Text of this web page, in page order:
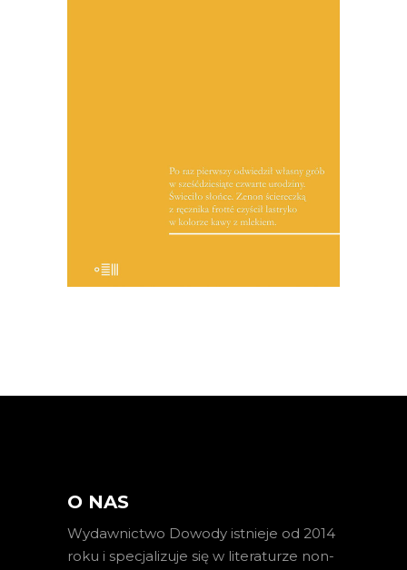
39.00zł 19.50zł
O NAS
Wydawnictwo Dowody istnieje od 2014
roku i specjalizuje się w literaturze non-